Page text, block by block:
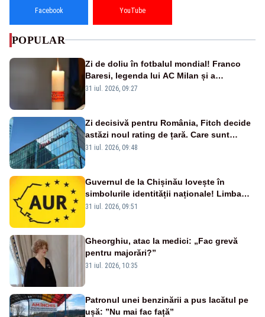
Facebook YouTube
POPULAR
Zi de doliu în fotbalul mondial! Franco
Baresi, legenda lui AC Milan și a
naționalei Italiei, a murit
31 iul. 2026, 09:27
Zi decisivă pentru România, Fitch decide
astăzi noul rating de țară. Care sunt
efectele retrogradării la categoria „junk”
31 iul. 2026, 09:48
Guvernul de la Chișinău lovește în
simbolurile identității naționale! Limba
română nu se economisește! Limba
31 iul. 2026, 09:51
Gheorghiu, atac la medici: „Fac grevă
pentru majorări?”
31 iul. 2026, 10:35
Patronul unei benzinării a pus lacătul pe
ușă: ”Nu mai fac față”